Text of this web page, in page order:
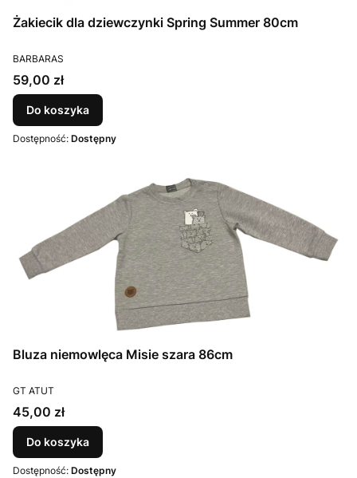
Żakiecik dla dziewczynki Spring Summer 80cm
PRODUCENT
BARBARAS
Cena
59,00 zł
Do koszyka
Dostępność: Dostępny
Bluza niemowlęca Misie szara 86cm
PRODUCENT
GT ATUT
Cena
45,00 zł
Do koszyka
Dostępność: Dostępny